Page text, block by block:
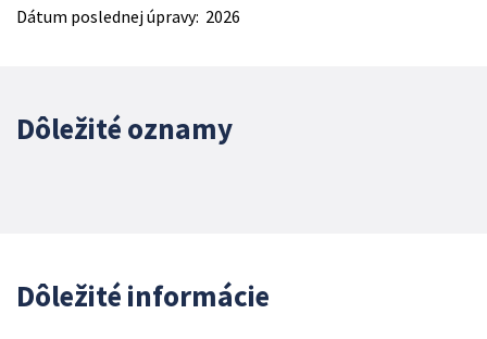
Dátum poslednej úpravy: 2026
Dôležité oznamy
Dôležité informácie